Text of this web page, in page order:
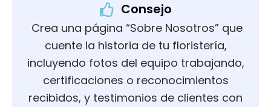
Consejo
Crea una página “Sobre Nosotros” que
cuente la historia de tu floristería,
incluyendo fotos del equipo trabajando,
certificaciones o reconocimientos
recibidos, y testimonios de clientes con